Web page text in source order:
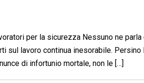
per la sicurezza Nessuno ne
sul lavoro continua inesorabile. Persino
di infortunio mortale, non le […]